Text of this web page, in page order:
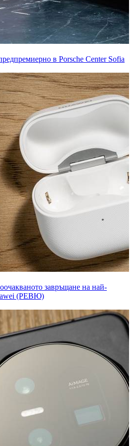
в Porsche Center Sofia
завръщане на най-
(РЕВЮ)